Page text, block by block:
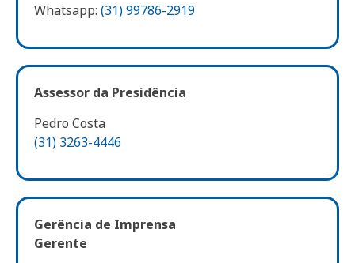
Whatsapp: (31) 99786-2919
Assessor da Presidência
Pedro Costa
(31) 3263-4446
Gerência de Imprensa
Gerente